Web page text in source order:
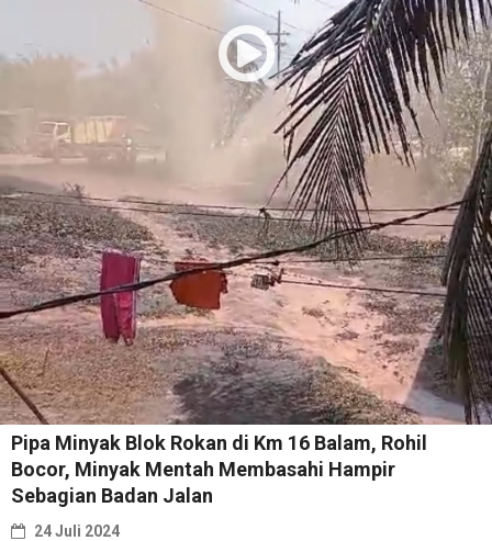
Pipa Minyak Blok Rokan di Km 16 Balam, Rohil
Bocor, Minyak Mentah Membasahi Hampir
Sebagian Badan Jalan
24 Juli 2024